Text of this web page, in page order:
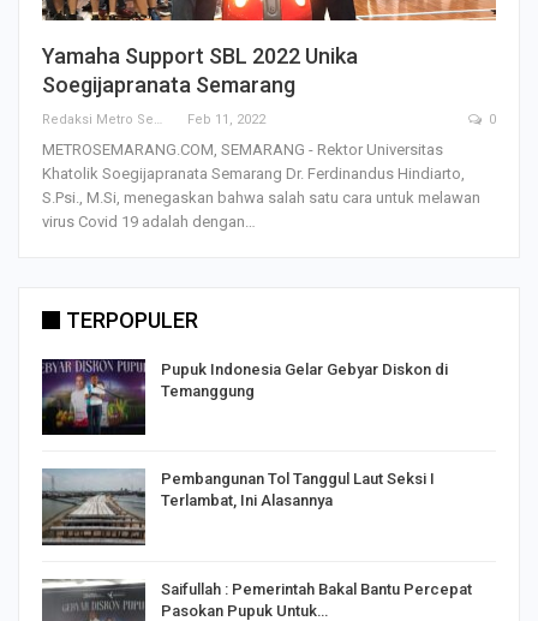
Yamaha Support SBL 2022 Unika
Soegijapranata Semarang
Redaksi Metro Semarang Feb 11, 2022 0
METROSEMARANG.COM, SEMARANG - Rektor Universitas
Khatolik Soegijapranata Semarang Dr. Ferdinandus Hindiarto,
S.Psi., M.Si, menegaskan bahwa salah satu cara untuk melawan
virus Covid 19 adalah dengan…
TERPOPULER
Pupuk Indonesia Gelar Gebyar Diskon di
Temanggung
Pembangunan Tol Tanggul Laut Seksi I
Terlambat, Ini Alasannya
Saifullah : Pemerintah Bakal Bantu Percepat
Pasokan Pupuk Untuk…